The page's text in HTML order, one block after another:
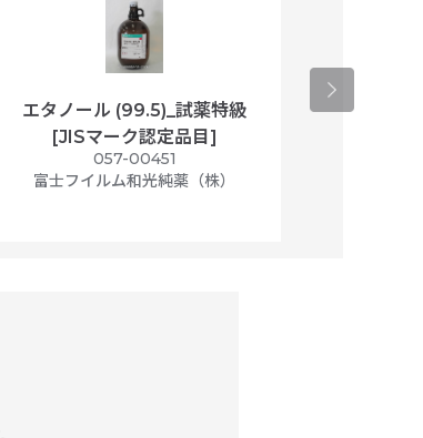
エタノール (99.5)_試薬特級
[JISマーク認定品目]
057-00451
富士フイルム和光純薬（株）
アセトニト